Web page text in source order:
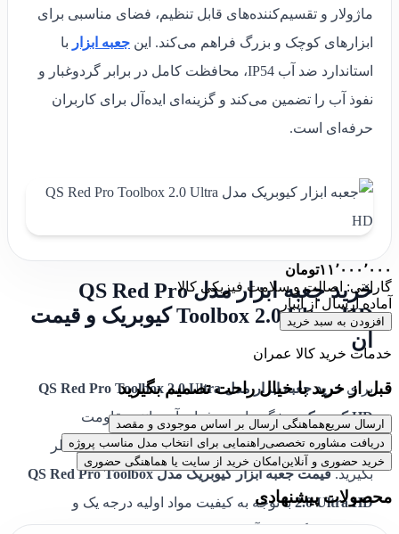
ماژولار و تقسیم‌کننده‌های قابل تنظیم، فضای مناسبی برای
ابزارهای کوچک و بزرگ فراهم می‌کند. این جعبه ابزار با
استاندارد ضد آب IP54، محافظت کامل در برابر گردوغبار و
نفوذ آب را تضمین می‌کند و گزینه‌ای ایده‌آل برای کاربران
حرفه‌ای است.
خرید جعبه ابزار مدل QS Red Pro
Toolbox 2.0 Ultra HD کیوبریک و قیمت
آن
برای
خرید جعبه ابزار مدل QS Red Pro Toolbox 2.0 Ultra
HD کیوبریک
، ویژگی‌های حرفه‌ای آن مانند مقاومت
فوق‌العاده، طراحی ماژولار و استاندارد ضد آب را در نظر
بگیرید.
قیمت جعبه ابزار کیوبریک مدل QS Red Pro Toolbox
2.0 Ultra HDبا توجه به کیفیت مواد اولیه درجه یک و
۱۱٬۰۰۰٬۰۰۰تومان
گارانتی: اصالت و سلامت فیزیکی کالا
آماده ارسال از انبار
افزودن به سبد خرید
خدمات خرید کالا عمران
قبل از خرید با خیال راحت تصمیم بگیرید
ارسال سریعهماهنگی ارسال بر اساس موجودی و مقصد
دریافت مشاوره تخصصیراهنمایی برای انتخاب مدل مناسب پروژه
خرید حضوری و آنلاین امکان خرید از سایت یا هماهنگی حضوری
محصولات پیشنهادی